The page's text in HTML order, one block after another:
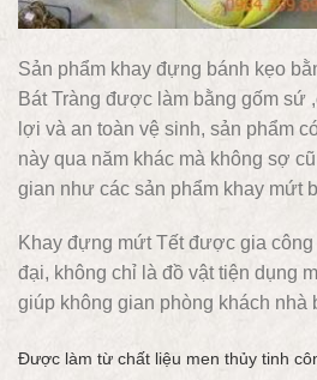
Sản phẩm khay đựng bánh kẹo
Bát Tràng được làm bằng gốm sứ
lợi và an toàn vệ sinh, sản phẩm
này qua năm khác mà không sợ
gian như các sản phẩm khay mứt
Khay đựng mứt Tết được gia
đại, không chỉ là đồ vật tiện dụng
giúp không gian phòng khách nhà
Được làm từ chất liệu men thủy tinh